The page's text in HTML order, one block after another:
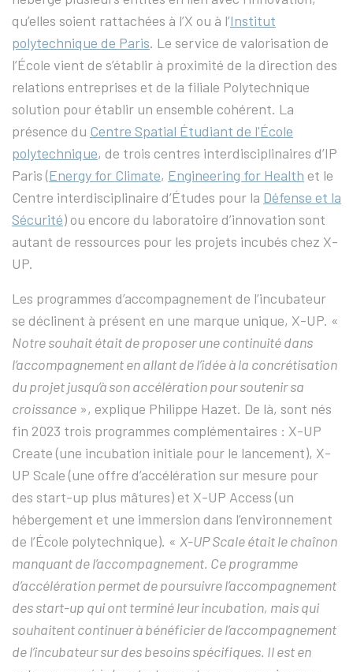
qu’elles soient rattachées à l’X ou à l’Institut
polytechnique de Paris. Le service de valorisation de
l’École vient de s’établir à proximité de la direction des
relations entreprises et de la filiale Polytechnique
solution pour établir un ensemble cohérent. La
présence du Centre Spatial Étudiant de l'École
polytechnique, de trois centres interdisciplinaires d’IP
Paris (Energy for Climate, Engineering for Health et le
Centre interdisciplinaire d’Études pour la Défense et la
Sécurité) ou encore du laboratoire d’innovation sont
autant de ressources pour les projets incubés chez X-
UP.
Les programmes d’accompagnement de l’incubateur
se déclinent à présent en une marque unique, X-UP. «
Notre souhait était de proposer une continuité dans
l’accompagnement en allant de l’idée à la concrétisation
du projet jusqu’à son accélération pour soutenir sa
croissance », explique Philippe Hazet. De là, sont nés
fin 2023 trois programmes complémentaires : X-UP
Create (une incubation initiale pour le lancement), X-
UP Scale (une offre d’accélération sur mesure pour
des start-up plus mâtures) et X-UP Access (un
hébergement et une immersion dans l’environnement
de l’École polytechnique). « X-UP Scale était le chaînon
manquant de l’accompagnement. Ce programme
d’accélération permet de poursuivre l’accompagnement
des start-up qui ont terminé leur incubation, mais qui
souhaitent continuer à bénéficier de l’accompagnement
de l’incubateur sur des besoins spécifiques. Il est en